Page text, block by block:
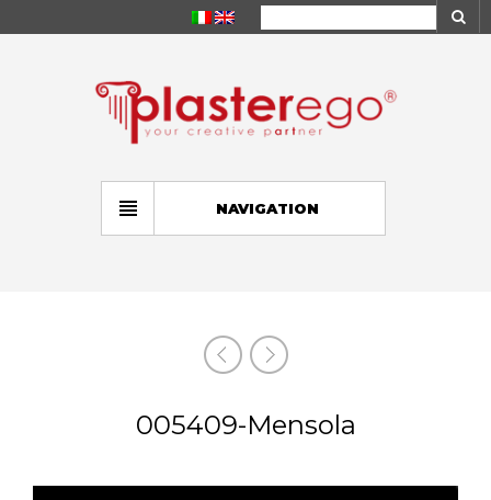
NAVIGATION
005409-Mensola